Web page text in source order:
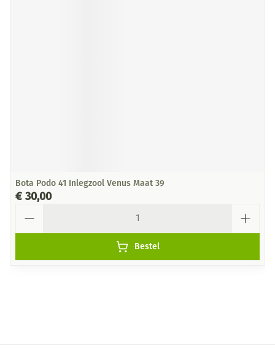
Bota Podo 41 Inlegzool Venus Maat 39
€ 30,00
Bestel